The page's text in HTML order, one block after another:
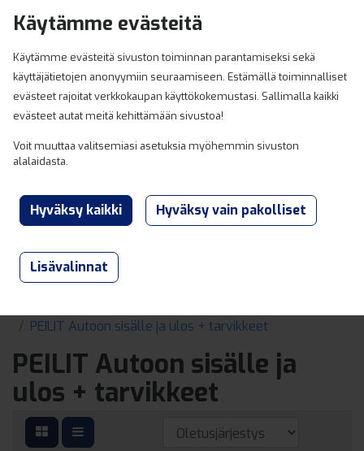
Käytämme evästeitä
Käytämme evästeitä sivuston toiminnan parantamiseksi sekä
käyttäjätietojen anonyymiin seuraamiseen. Estämällä toiminnalliset
evästeet rajoitat verkkokaupan käyttökokemustasi. Sallimalla kaikki
evästeet autat meitä kehittämään sivustoa!
Voit muuttaa valitsemiasi asetuksia myöhemmin sivuston
alalaidasta.
Lisävalinnat
PEILIT Autoon sisälle ja ulos + tarvikkeet
PEILIT Autoon sisälle ja
ulos + tarvikkeet